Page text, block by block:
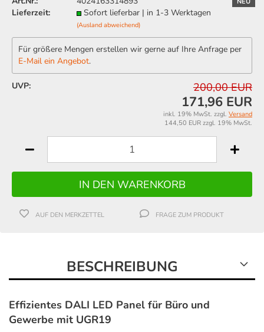
Lieferzeit:
Sofort lieferbar | in 1-3 Werktagen
(Ausland abweichend)
Für größere Mengen erstellen wir gerne auf Ihre Anfrage per
E-Mail ein Angebot.
UVP: 200,00 EUR
171,96 EUR
inkl. 19% MwSt. zzgl. Versand
144,50 EUR zzgl. 19% MwSt.
AUF DEN MERKZETTEL FRAGE ZUM PRODUKT
BESCHREIBUNG
Effizientes DALI LED Panel für Büro und
Gewerbe mit UGR19